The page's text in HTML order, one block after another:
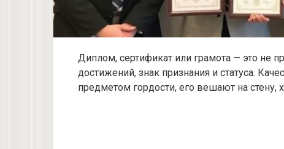
Диплом, сертификат или грамота — это не
достижений, знак признания и статуса.
предметом гордости, его вешают на стену,